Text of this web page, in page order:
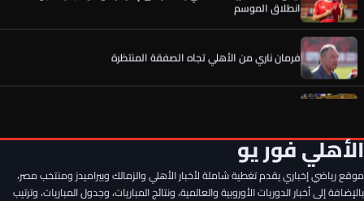
فرمان ناري من الأهلي تجاه الصفقة المنتظرة
موقع عالمي يعلن فريق محمد صلاح الجديد
الأطراف
هيثم حسن يقترب من مارسيليا.. والأهلي يواصل محاولاته لضمه
الأهلي فور يو
موقع رياضي إخباري يقدم تغطية شاملة لأخبار الأهلي والزمالك وبيراميدز ومنتخب مصر،
بالإضافة إلى أخبار الدوريات الأوروبية والعالمية، ونتائج المباريات، وجدول المباريات، وترتيب